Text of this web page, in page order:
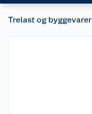
Trelast og byggevarer